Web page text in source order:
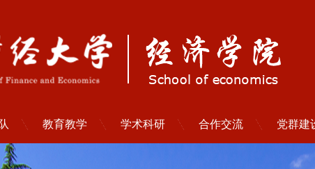
教育教学 学术科研 合作交流 党群建